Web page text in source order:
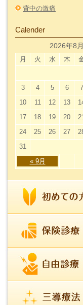
背中の激痛
Calender
2026年8月
月 火 水 木
« 9月
3
4 5 6 7
10
11 12 13
17
18 19 20
24
25 26 27
31